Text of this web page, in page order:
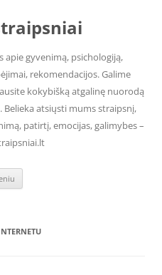
gyvenimą, psichologiją,
rekomendacijos. Galime
kokybišką atgalinę nuorodą
atsiųsti mums straipsnį,
patirtį, emocijas, galimybes –